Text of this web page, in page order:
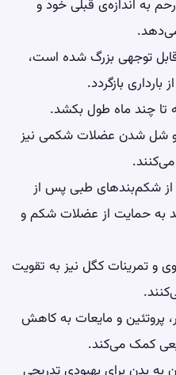
به اندازه‌ی قبلی خود و
قابل توجهی بزرگ شده است،
بارداری بازگردد.
تا چند ماه طول بکشد.
و شل شدن عضلات شکمی نیز
از شکم‌بندهای طبی پس از
به حمایت از عضلات شکم و
و تمرینات کگل نیز به تقویت
پروتئین و مایعات به کاهش
کمک می‌کند.